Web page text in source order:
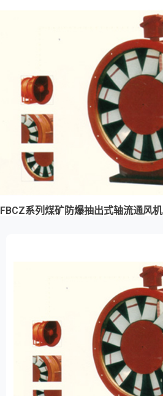
FBCZ系列煤矿防爆抽出式轴流通风机